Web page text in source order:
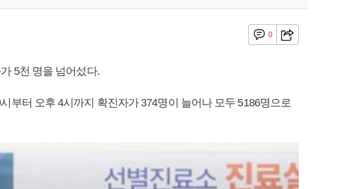
0
5천 명을 넘어섰다.
부터 오후 4시까지 확진자가 374명이 늘어나 모두 5186명으로